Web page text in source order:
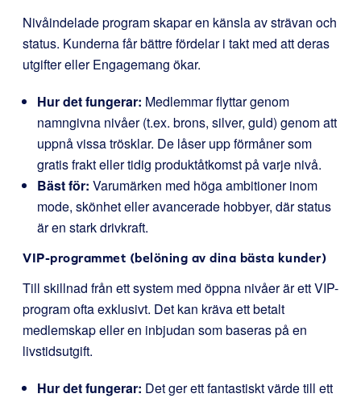
Nivåindelade program skapar en känsla av strävan och
status. Kunderna får bättre fördelar i takt med att deras
utgifter eller Engagemang ökar.
Hur det fungerar: Medlemmar flyttar genom
namngivna nivåer (t.ex. brons, silver, guld) genom att
uppnå vissa trösklar. De låser upp förmåner som
gratis frakt eller tidig produktåtkomst på varje nivå.
Bäst för: Varumärken med höga ambitioner inom
mode, skönhet eller avancerade hobbyer, där status
är en stark drivkraft.
VIP-programmet (belöning av dina bästa kunder)
Till skillnad från ett system med öppna nivåer är ett VIP-
program ofta exklusivt. Det kan kräva ett betalt
medlemskap eller en inbjudan som baseras på en
livstidsutgift.
Hur det fungerar: Det ger ett fantastiskt värde till ett